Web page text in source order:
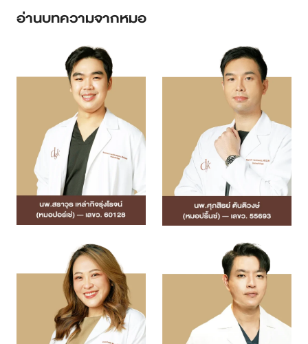
อ่านบทความจากหมอ